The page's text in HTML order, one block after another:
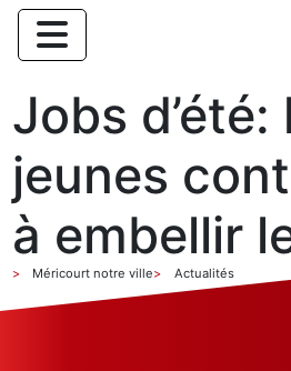
Jobs d’été:
jeunes
à embellir
Méricourt notre ville Actualités